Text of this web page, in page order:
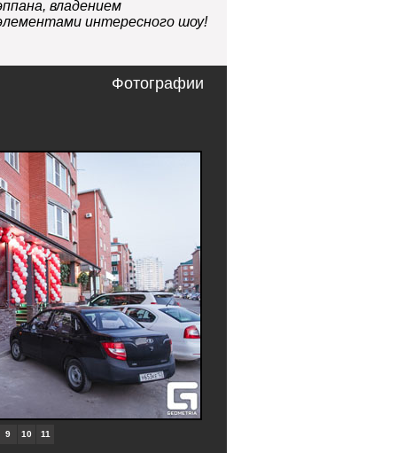
владением
интересного шоу!
Фотографии
9 10 11